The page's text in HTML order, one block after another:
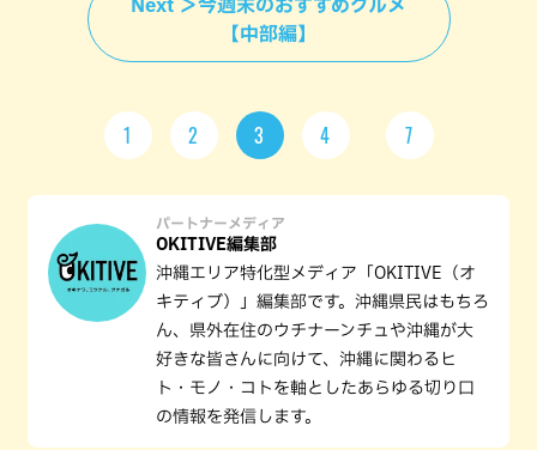
Next ＞今週末のおすすめグルメ
【中部編】
1 2 3 4 7
パートナーメディア
OKITIVE編集部
沖縄エリア特化型メディア「OKITIVE（オ
キティブ）」編集部です。沖縄県民はもちろ
ん、県外在住のウチナーンチュや沖縄が大
好きな皆さんに向けて、沖縄に関わるヒ
ト・モノ・コトを軸としたあらゆる切り口
の情報を発信します。